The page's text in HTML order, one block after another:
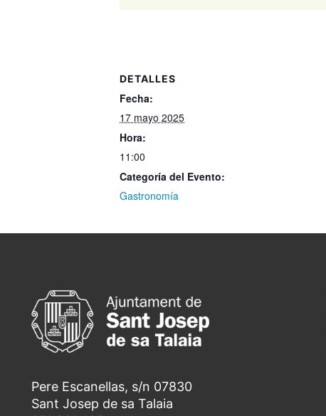
DETALLES
Fecha:
17 mayo 2025
Hora:
11:00
Categoría del Evento:
Gastronomía
Pere Escanellas, s/n 07830
Sant Josep de sa Talaia